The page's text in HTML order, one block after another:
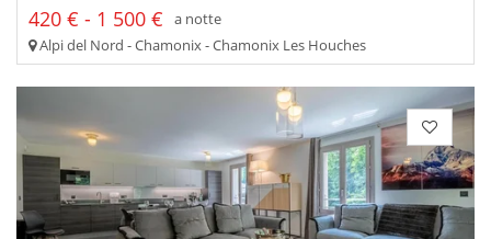
420 € - 1 500 €
a notte
Alpi del Nord - Chamonix - Chamonix Les Houches